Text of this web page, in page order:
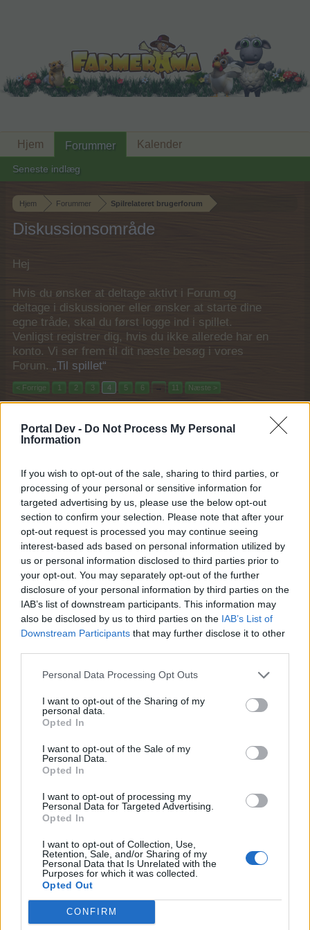
Portal Dev - Do Not Process My Personal
Information
If you wish to opt-out of the sale, sharing to third parties, or
processing of your personal or sensitive information for
targeted advertising by us, please use the below opt-out
section to confirm your selection. Please note that after your
opt-out request is processed you may continue seeing
interest-based ads based on personal information utilized by
us or personal information disclosed to third parties prior to
your opt-out. You may separately opt-out of the further
disclosure of your personal information by third parties on the
IAB’s list of downstream participants. This information may
also be disclosed by us to third parties on the IAB’s List of
Downstream Participants that may further disclose it to other
Personal Data Processing Opt Outs
I want to opt-out of the Sharing of my
personal data.
Opted In
I want to opt-out of the Sale of my
Personal Data.
Opted In
I want to opt-out of processing my
Personal Data for Targeted Advertising.
Opted In
I want to opt-out of Collection, Use,
Retention, Sale, and/or Sharing of my
Personal Data that Is Unrelated with the
Purposes for which it was collected.
Opted Out
CONFIRM
Hjem Forummer Spilrelateret brugerforum
Diskussionsområde
Hej
Hvis du ønsker at deltage aktivt i Forum og
deltage i diskussioner eller ønsker at starte dine
egne tråde, skal du først logge ind i spillet.
Venligst registrer dig, hvis du ikke allerede har en
konto. Vi ser frem til dit næste besøg i vores
Forum. „Til spillet“
< Forrige 1 2 3 4 5 6 → 11 Næste >
Sidste besked
Bahama hemmeligt event
Vintermarked I-IV
MOD-Ara
Svar:
4
Jagten på det forsvundne puslespil
spørge-/debattråd
Grønært
Svar:
4 26 September 2025
Ungfrøhimmel spørge/debattråd
MOD-Ara
Svar:
4 30 August 2025
Den mystiske ø spørge-/debattråd
Grønært
Grønært
Vild med dyr XX spørge-/debattråd
Svar:
4 15 Marts 2025
Brætspilsbonanza spørge/debat tråd
Gyserfilmaften spørge-/debattråd
Grønært
Frosne drømme II spørge-/debattråd
Grønært
Svar:
4
MOD-Ara
Svar:
4 17 Marts 2022
Magisk ranke items tilbud spørge/debattråd
vandijk1955
Svar:
4
Smag årstiden spørge-/debattråd
Grønært
Hjem Forummer
Seneste indlæg
Kalender